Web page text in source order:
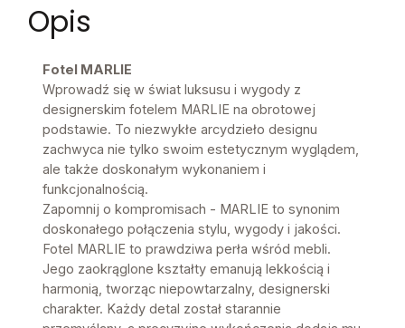
Opis
Fotel MARLIE
Wprowadź się w świat luksusu i wygody z
designerskim fotelem MARLIE na obrotowej
podstawie. To niezwykłe arcydzieło designu
zachwyca nie tylko swoim estetycznym wyglądem,
ale także doskonałym wykonaniem i
funkcjonalnością.
Zapomnij o kompromisach - MARLIE to synonim
doskonałego połączenia stylu, wygody i jakości.
Fotel MARLIE to prawdziwa perła wśród mebli.
Jego zaokrąglone kształty emanują lekkością i
harmonią, tworząc niepowtarzalny, designerski
charakter. Każdy detal został starannie